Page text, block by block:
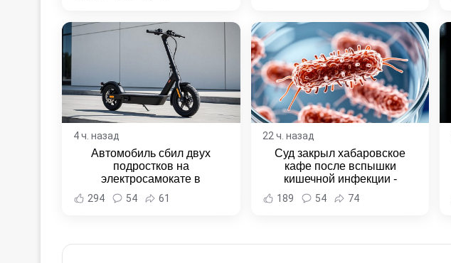
4 ч. назад
Автомобиль сбил двух
подростков на
электросамокате в
Комсомольске-на-Амуре -
Новости Хабаровска и
294 54 61
22 ч. назад
Суд закрыл хабаровское
кафе после вспышки
кишечной инфекции -
Новости Хабаровска и
Хабаровского края
189 54 74